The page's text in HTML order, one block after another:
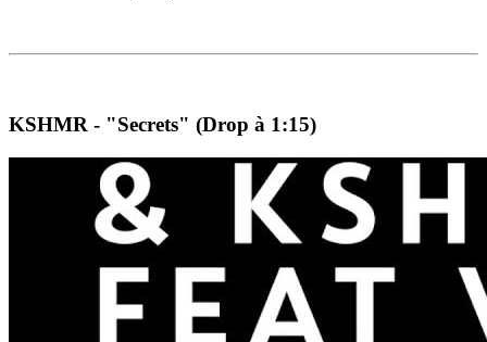
KSHMR - "Secrets" (Drop à 1:15)